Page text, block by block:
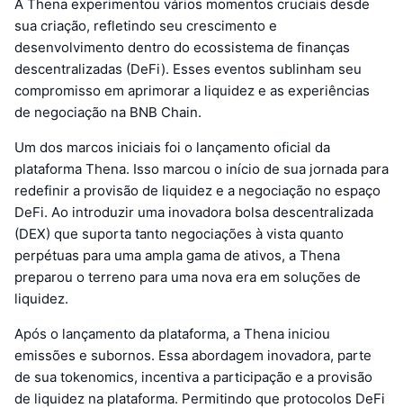
A Thena experimentou vários momentos cruciais desde
sua criação, refletindo seu crescimento e
desenvolvimento dentro do ecossistema de finanças
descentralizadas (DeFi). Esses eventos sublinham seu
compromisso em aprimorar a liquidez e as experiências
de negociação na BNB Chain.
Um dos marcos iniciais foi o lançamento oficial da
plataforma Thena. Isso marcou o início de sua jornada para
redefinir a provisão de liquidez e a negociação no espaço
DeFi. Ao introduzir uma inovadora bolsa descentralizada
(DEX) que suporta tanto negociações à vista quanto
perpétuas para uma ampla gama de ativos, a Thena
preparou o terreno para uma nova era em soluções de
liquidez.
Após o lançamento da plataforma, a Thena iniciou
emissões e subornos. Essa abordagem inovadora, parte
de sua tokenomics, incentiva a participação e a provisão
de liquidez na plataforma. Permitindo que protocolos DeFi